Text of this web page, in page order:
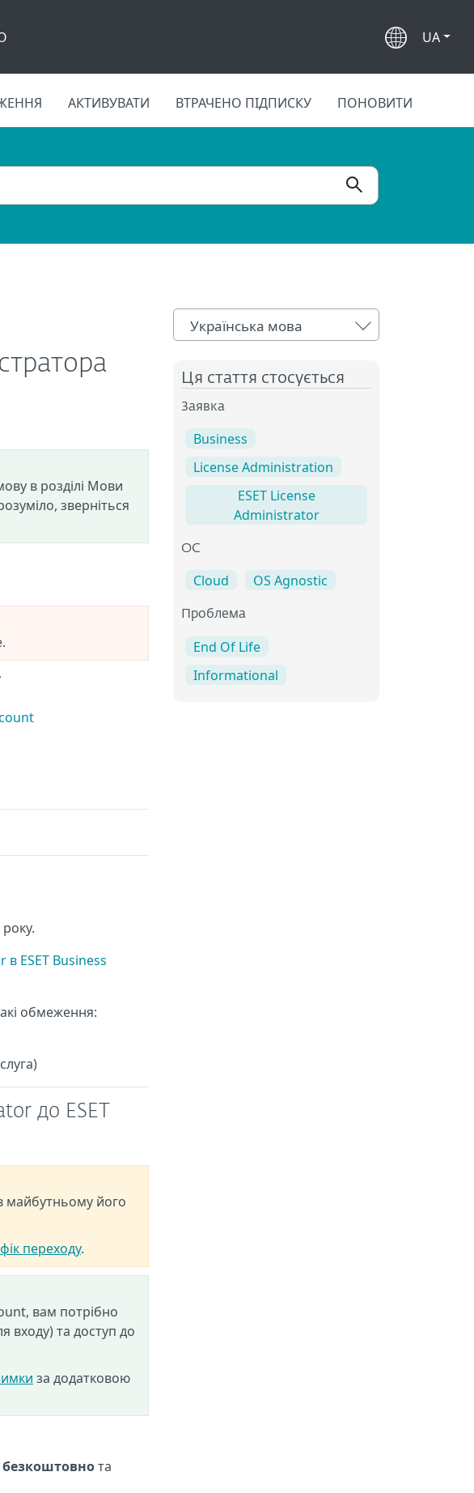
UA
АКТИВУВАТИ ВТРАЧЕНО ПІДПИСКУ ПОНОВИТИ
в розділі Мови
зверніться
в ESET Business
обмеження:
до ESET
майбутньому його
переходу.
вам потрібно
входу) та доступ до
за додатковою
безкоштовнота
Українська мова
Ця стаття стосується
Заявка
Business
License Administration
ESET License
Administrator
ОС
Cloud OS Agnostic
Проблема
End Of Life
Informational